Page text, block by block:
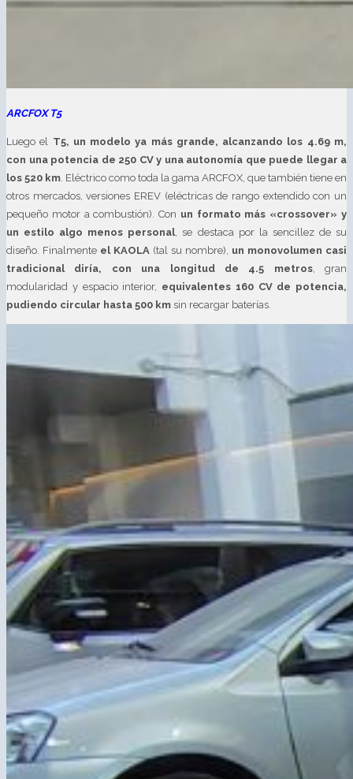
ARCFOX T5
Luego el T5, un modelo ya más grande, alcanzando los 4.69 m,
con una potencia de 250 CV y una autonomía que puede llegar a
los 520 km . Eléctrico como toda la gama ARCFOX, que también tiene en
otros mercados, versiones EREV (eléctricas de rango extendido con un
pequeño motor a combustión). Con un formato más «crossover» y
un estilo algo menos personal, se destaca por la sencillez de su
diseño. Finalmente el KAOLA (tal su nombre), un monovolumen casi
tradicional diría, con una longitud de 4.5 metros, gran
modularidad y espacio interior, equivalentes 160 CV de potencia,
pudiendo circular hasta 500 km sin recargar baterías.